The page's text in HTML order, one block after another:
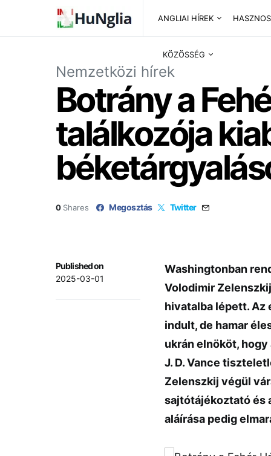
ANGLIAI HÍREK
KÖZÖSSÉG
Nemzetközi hírek
Botrány a
találkozója
0 Shares Megosztás Twitter
Published on
2025-03-01
Washingtonban
Volodimir
hivatalba lépett.
indult, de hamar
ukrán elnököt,
J. D. Vance
Zelenszkij végül
sajtótájékoztató és
aláírása pedig